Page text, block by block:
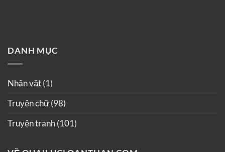
DANH MỤC
Nhân vật(1)
Truyện chữ(98)
Truyện tranh(101)